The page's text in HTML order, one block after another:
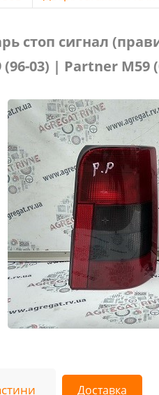
стоп сигнал
03) | Partner M59
Доставка